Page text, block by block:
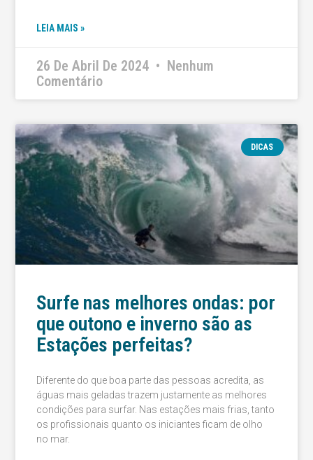
LEIA MAIS »
26 De Abril De 2024
Nenhum
Comentário
DICAS
Surfe nas melhores ondas: por
que outono e inverno são as
Estações perfeitas?
Diferente do que boa parte das pessoas acredita, as
águas mais geladas trazem justamente as melhores
condições para surfar. Nas estações mais frias, tanto
os profissionais quanto os iniciantes ficam de olho
no mar.